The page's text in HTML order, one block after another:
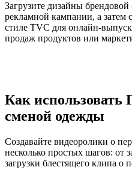
Загрузите дизайны
рекламной кампании, а затем
стиле TVC для онлайн-
продаж продуктов или
Как использовать
сменой одежды
Создавайте видеоролики о
несколько простых шагов: от
загрузки блестящего клипа о